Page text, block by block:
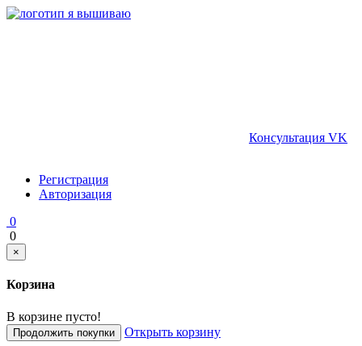
Консультация VK
Регистрация
Авторизация
0
0
×
Корзина
В корзине пусто!
Продолжить покупки Открыть корзину